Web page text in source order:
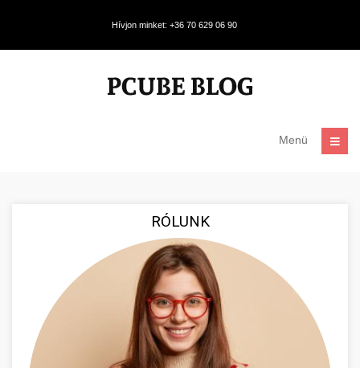
Hívjon minket: +36 70 629 06 90
Menü
RÓLUNK